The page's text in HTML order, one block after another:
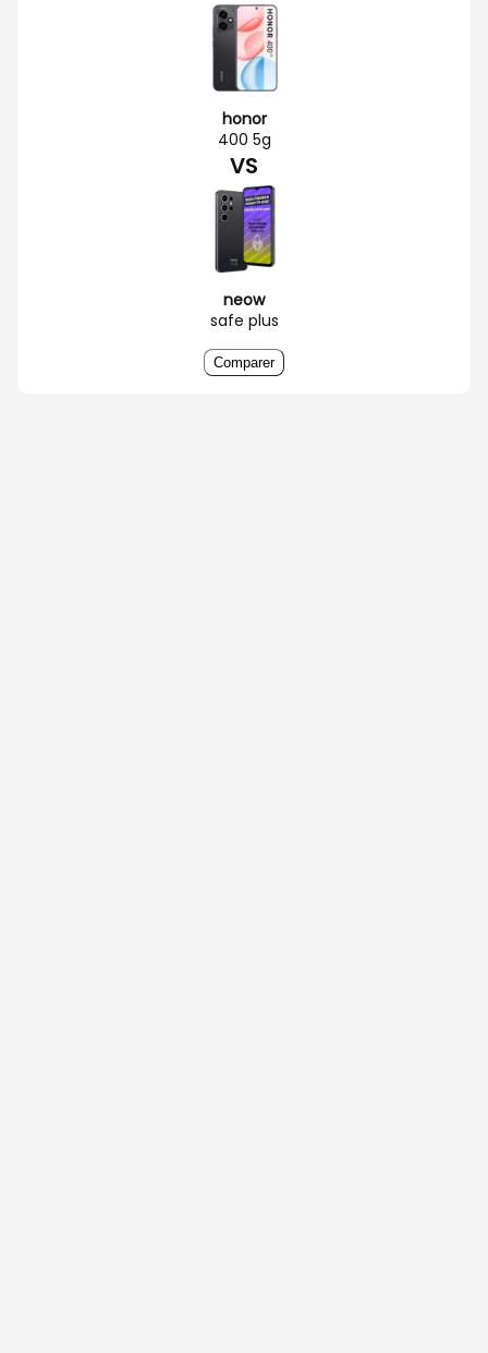
honor
400 5g
VS
neow
safe plus
Comparer